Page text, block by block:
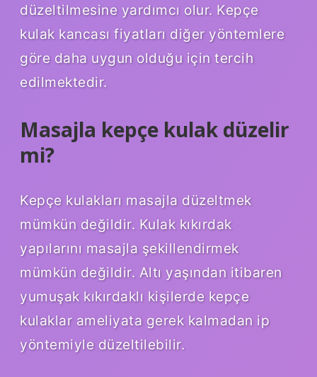
düzeltilmesine yardımcı olur. Kepçe
kulak kancası fiyatları diğer yöntemlere
göre daha uygun olduğu için tercih
edilmektedir.
Masajla kepçe kulak düzelir
mi?
Kepçe kulakları masajla düzeltmek
mümkün değildir. Kulak kıkırdak
yapılarını masajla şekillendirmek
mümkün değildir. Altı yaşından itibaren
yumuşak kıkırdaklı kişilerde kepçe
kulaklar ameliyata gerek kalmadan ip
yöntemiyle düzeltilebilir.